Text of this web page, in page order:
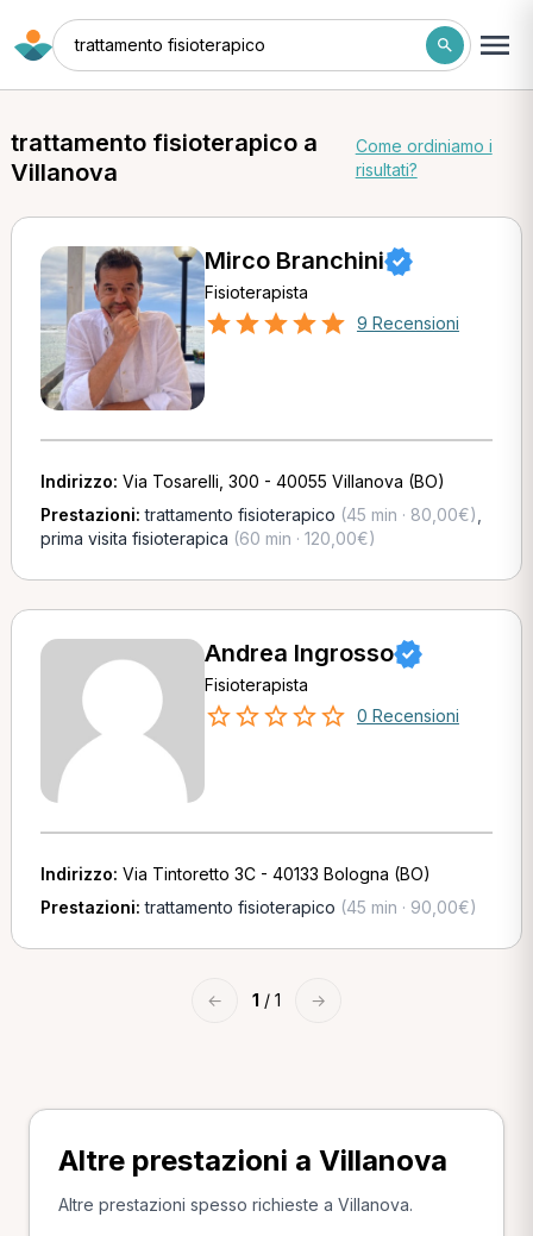
trattamento fisioterapico
trattamento fisioterapico a
Villanova
Come ordiniamo i
risultati?
Mirco Branchini
Fisioterapista
9 Recensioni
Indirizzo: Via Tosarelli, 300 - 40055 Villanova (BO)
Prestazioni:trattamento fisioterapico (45 min · 80,00€)
prima visita fisioterapica (60 min · 120,00€)
Andrea Ingrosso
Fisioterapista
0 Recensioni
Indirizzo: Via Tintoretto 3C - 40133 Bologna (BO)
Prestazioni:trattamento fisioterapico (45 min · 90,00€)
← 1 / 1 →
Altre prestazioni a Villanova
Altre prestazioni spesso richieste a Villanova.